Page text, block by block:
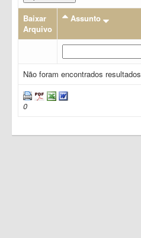
Baixar
Arquivo
Assunto
Não foram encontrados resultados
0